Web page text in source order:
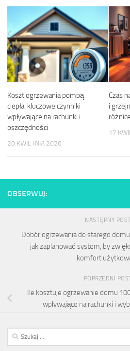
Koszt ogrzewania pompą
ciepła: kluczowe czynniki
wpływające na rachunki i
oszczędności
20 KWIETNIA 2026
Czas
i
17
OBSERWUJ:
NASTĘPNY POST
Dobór ogrzewania do starego
jak zaplanować system, by
komfort
POPRZEDNI
Ile kosztuje ogrzewanie domu
wpływające na rachunki i
Szukaj: